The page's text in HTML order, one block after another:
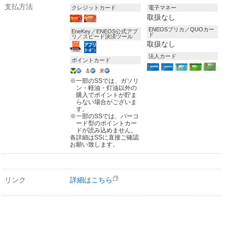
支払方法 クレジットカード
EneKey／ENEOS公式アプ
リ／スピード決済ツール
ポイントカード
※一部のSSでは、ガソリ
ン・軽油・灯油以外の
購入でポイントが貯ま
らない場合がございま
す。
※一部のSSでは、バーコ
ード型のポイントカー
ドが読み込めません。
各詳細はSSに直接ご確認
お願い致します。
電子マネー
取扱なし
ENEOSプリカ／QUOカー
ド
取扱なし
法人カード
リンク 詳細はこちら